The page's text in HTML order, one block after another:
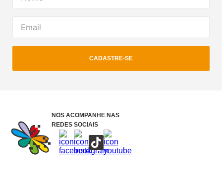
CADASTRE-SE
NOS ACOMPANHE NAS
REDES SOCIAIS